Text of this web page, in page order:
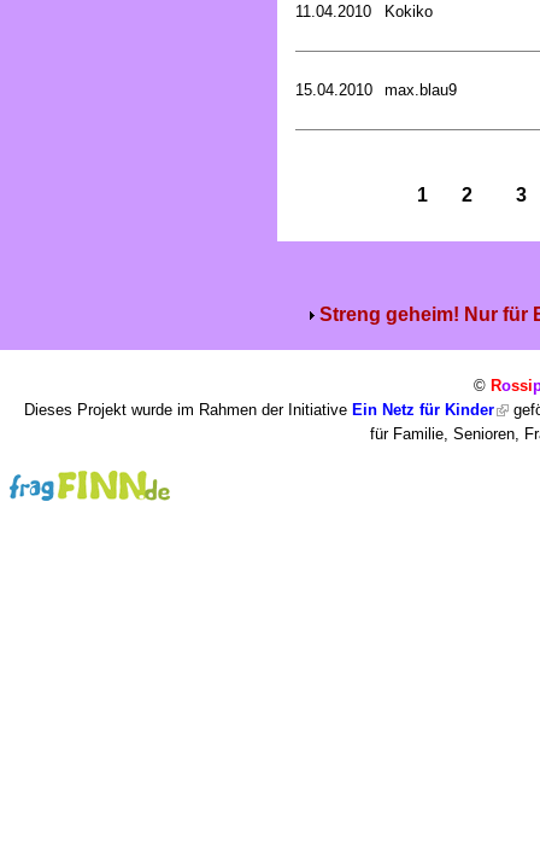
11.04.2010 Kokiko
15.04.2010 max.blau9
1 2 3
Streng geheim! Nur für
© Rossi
Dieses Projekt wurde im Rahmen der Initiative Ein Netz für Kinder
für Familie, Senioren,